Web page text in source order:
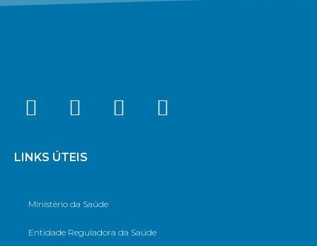
LINKS ÚTEIS
Ministério da Saúde
Entidade Reguladora da Saúde